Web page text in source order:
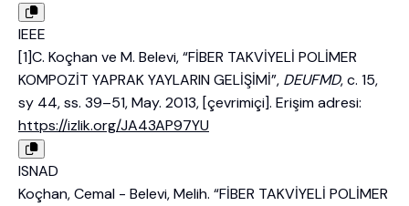
IEEE
[1]C. Koçhan ve M. Belevi, “FİBER TAKVİYELİ POLİMER
KOMPOZİT YAPRAK YAYLARIN GELİŞİMİ”, DEUFMD, c. 15,
sy 44, ss. 39–51, May. 2013, [çevrimiçi]. Erişim adresi:
https://izlik.org/JA43AP97YU
ISNAD
Koçhan, Cemal - Belevi, Melih. “FİBER TAKVİYELİ POLİMER